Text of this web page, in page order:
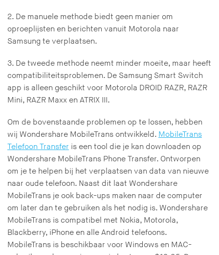
2. De manuele methode biedt geen manier om
oproeplijsten en berichten vanuit Motorola naar
Samsung te verplaatsen.
3. De tweede methode neemt minder moeite, maar heeft
compatibiliteitsproblemen. De Samsung Smart Switch
app is alleen geschikt voor Motorola DROID RAZR, RAZR
Mini, RAZR Maxx en ATRIX III.
Om de bovenstaande problemen op te lossen, hebben
wij Wondershare MobileTrans ontwikkeld. MobileTrans
Telefoon Transfer is een tool die je kan downloaden op
Wondershare MobileTrans Phone Transfer. Ontworpen
om je te helpen bij het verplaatsen van data van nieuwe
naar oude telefoon. Naast dit laat Wondershare
MobileTrans je ook back-ups maken naar de computer
om later dan te gebruiken als het nodig is. Wondershare
MobileTrans is compatibel met Nokia, Motorola,
Blackberry, iPhone en alle Android telefoons.
MobileTrans is beschikbaar voor Windows en MAC-